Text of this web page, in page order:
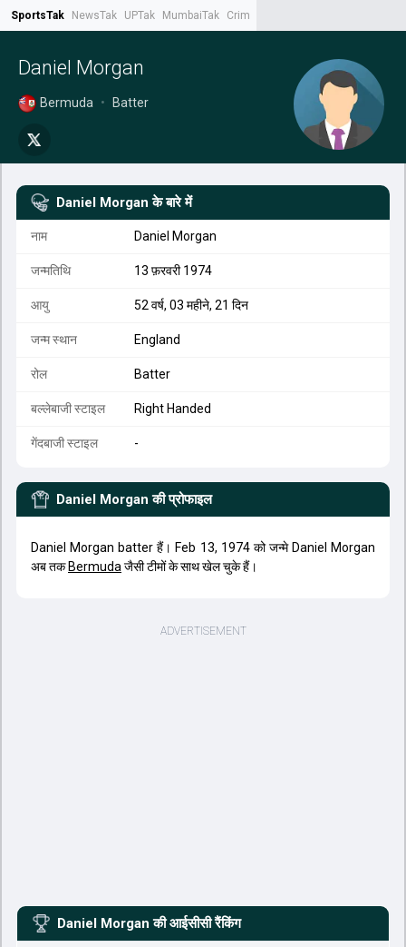
SportsTak NewsTak UPTak MumbaiTak CrimeTak
Daniel Morgan
Bermuda • Batter
Daniel Morgan के बारे में
नाम Daniel Morgan
जन्मतिथि 13 फ़रवरी 1974
आयु 52 वर्ष, 03 महीने, 21 दिन
जन्म स्थान England
रोल Batter
बल्लेबाजी स्टाइल Right Handed
गेंदबाजी स्टाइल -
Daniel Morgan की प्रोफाइल
Daniel Morgan batter हैं। Feb 13, 1974 को जन्मे Daniel Morgan
अब तक Bermuda जैसी टीमों के साथ खेल चुके हैं।
Daniel Morgan की आईसीसी रैंकिंग